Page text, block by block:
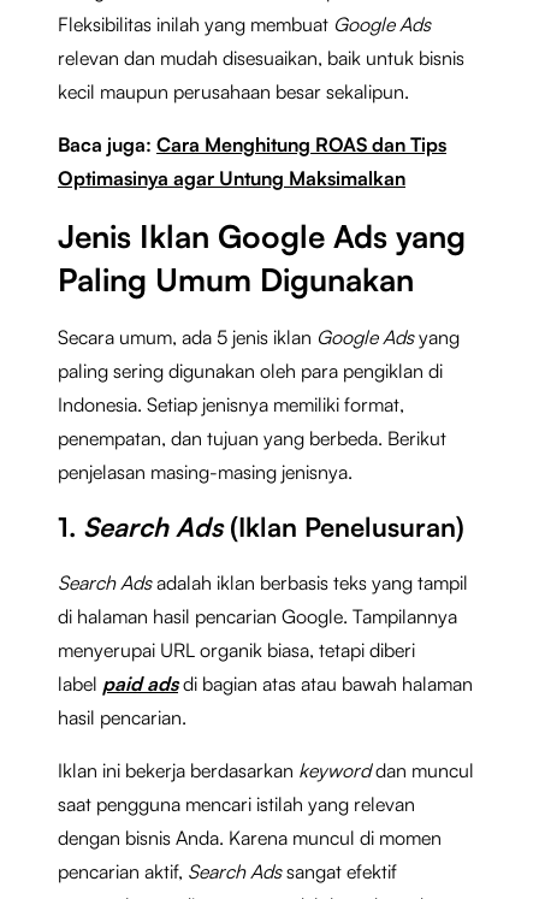
Fleksibilitas inilah yang membuat Google Ads
relevan dan mudah disesuaikan, baik untuk bisnis
kecil maupun perusahaan besar sekalipun.
Baca juga: Cara Menghitung ROAS dan Tips
Optimasinya agar Untung Maksimalkan
Jenis Iklan Google Ads yang
Paling Umum Digunakan
Secara umum, ada 5 jenis iklan Google Adsyang
paling sering digunakan oleh para pengiklan di
Indonesia. Setiap jenisnya memiliki format,
penempatan, dan tujuan yang berbeda. Berikut
penjelasan masing-masing jenisnya.
1. Search Ads(Iklan Penelusuran)
Search Adsadalah iklan berbasis teks yang tampil
di halaman hasil pencarian Google. Tampilannya
menyerupai URL organik biasa, tetapi diberi
label paid adsdi bagian atas atau bawah halaman
hasil pencarian.
Iklan ini bekerja berdasarkan keyworddan muncul
saat pengguna mencari istilah yang relevan
dengan bisnis Anda. Karena muncul di momen
pencarian aktif, Search Adssangat efektif